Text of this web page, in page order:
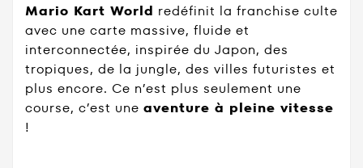
Mario Kart World redéfinit la franchise culte
avec une carte massive, fluide et
interconnectée, inspirée du Japon, des
tropiques, de la jungle, des villes futuristes et
plus encore. Ce n’est plus seulement une
course, c’est une aventure à pleine vitesse
!